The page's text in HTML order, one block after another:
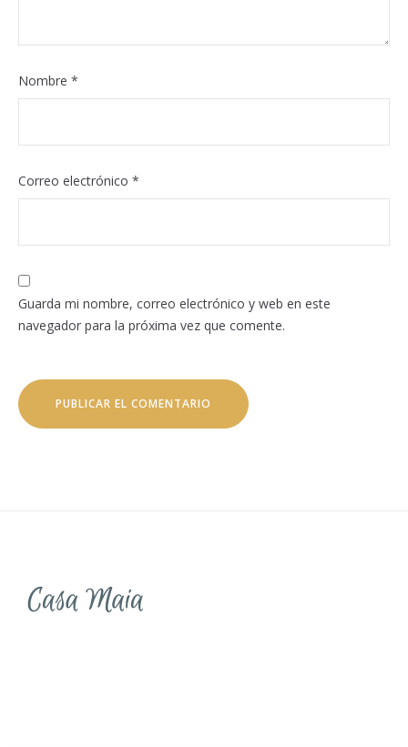
Nombre *
Correo electrónico *
Guarda mi nombre, correo electrónico y web en este
navegador para la próxima vez que comente.